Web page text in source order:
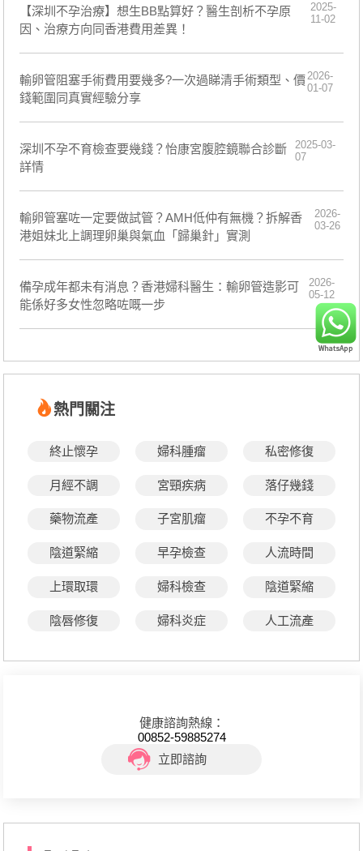
【深圳不孕治療】想生BB點算好？醫生剖析不孕原
因、治療方向同香港費用差異！
2025-
11-02
輸卵管阻塞手術費用要幾多?一次過睇清手術類型、價
錢範圍同真實經驗分享
2026-
01-07
深圳不孕不育檢查要幾錢？怡康宮腹腔鏡聯合診斷
詳情
2025-03-
07
輸卵管塞咗一定要做試管？AMH低仲有無機？拆解香
港姐妹北上調理卵巢與氣血「歸巢針」實測
2026-
03-26
備孕成年都未有消息？香港婦科醫生：輸卵管造影可
能係好多女性忽略咗嘅一步
2026-
05-12
熱門關注
終止懷孕 婦科腫瘤 私密修復
月經不調 宮頸疾病 落仔幾錢
藥物流產 子宮肌瘤 不孕不育
陰道緊縮 早孕檢查 人流時間
上環取環 婦科檢查 陰道緊縮
陰唇修復 婦科炎症 人工流產
健康諮詢熱線：
00852-59885274
立即諮詢